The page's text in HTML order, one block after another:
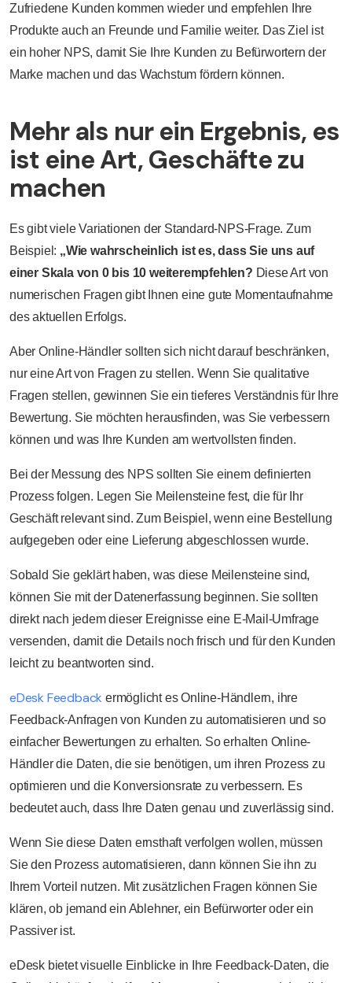
Zufriedene Kunden kommen wieder und empfehlen Ihre
Produkte auch an Freunde und Familie weiter. Das Ziel ist
ein hoher NPS, damit Sie Ihre Kunden zu Befürwortern der
Marke machen und das Wachstum fördern können.
Mehr als nur ein Ergebnis, es
ist eine Art, Geschäfte zu
machen
Es gibt viele Variationen der Standard-NPS-Frage. Zum
Beispiel: „Wie wahrscheinlich ist es, dass Sie uns auf
einer Skala von 0 bis 10 weiterempfehlen? Diese Art von
numerischen Fragen gibt Ihnen eine gute Momentaufnahme
des aktuellen Erfolgs.
Aber Online-Händler sollten sich nicht darauf beschränken,
nur eine Art von Fragen zu stellen. Wenn Sie qualitative
Fragen stellen, gewinnen Sie ein tieferes Verständnis für Ihre
Bewertung. Sie möchten herausfinden, was Sie verbessern
können und was Ihre Kunden am wertvollsten finden.
Bei der Messung des NPS sollten Sie einem definierten
Prozess folgen. Legen Sie Meilensteine fest, die für Ihr
Geschäft relevant sind. Zum Beispiel, wenn eine Bestellung
aufgegeben oder eine Lieferung abgeschlossen wurde.
Sobald Sie geklärt haben, was diese Meilensteine sind,
können Sie mit der Datenerfassung beginnen. Sie sollten
direkt nach jedem dieser Ereignisse eine E-Mail-Umfrage
versenden, damit die Details noch frisch und für den Kunden
leicht zu beantworten sind.
eDesk Feedback ermöglicht es Online-Händlern, ihre
Feedback-Anfragen von Kunden zu automatisieren und so
einfacher Bewertungen zu erhalten. So erhalten Online-
Händler die Daten, die sie benötigen, um ihren Prozess zu
optimieren und die Konversionsrate zu verbessern. Es
bedeutet auch, dass Ihre Daten genau und zuverlässig sind.
Wenn Sie diese Daten ernsthaft verfolgen wollen, müssen
Sie den Prozess automatisieren, dann können Sie ihn zu
Ihrem Vorteil nutzen. Mit zusätzlichen Fragen können Sie
klären, ob jemand ein Ablehner, ein Befürworter oder ein
Passiver ist.
eDesk bietet visuelle Einblicke in Ihre Feedback-Daten, die